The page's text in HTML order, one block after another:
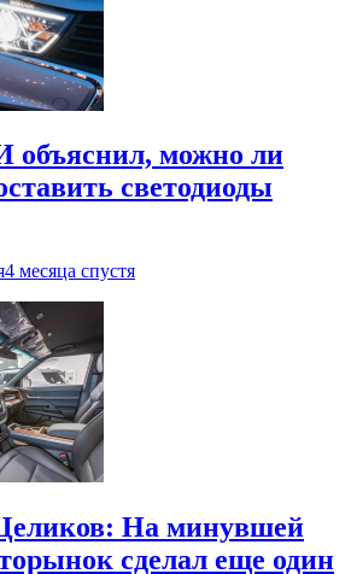
объяснил, можно ли
светодиоды
4 месяца спустя
На минувшей
сделал еще один